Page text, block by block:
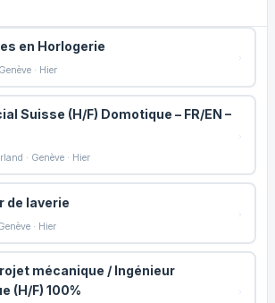
en Horlogerie
· Hier
Suisse (H/F) Domotique – FR/EN –
· Genève · Hier
de laverie
· Hier
mécanique / Ingénieur
(H/F) 100%